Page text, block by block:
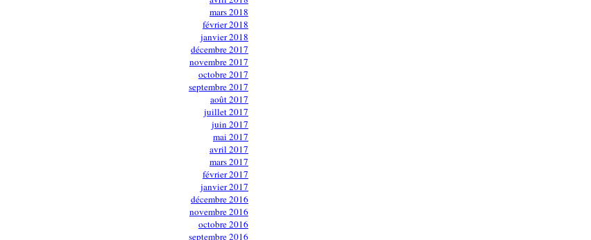
mars 2018
février 2018
janvier 2018
décembre 2017
novembre 2017
octobre 2017
septembre 2017
août 2017
juillet 2017
juin 2017
mai 2017
avril 2017
mars 2017
février 2017
janvier 2017
décembre 2016
novembre 2016
octobre 2016
septembre 2016